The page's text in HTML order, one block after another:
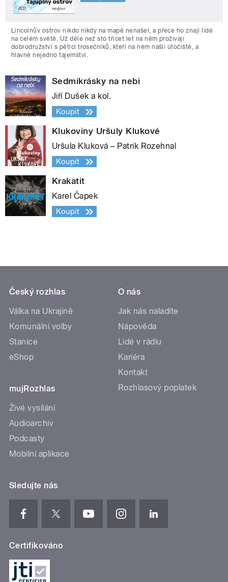
Lincolnův ostrov nikdo nikdy na mapě nenašel, a přece ho znají lidé
na celém světě. Už déle než sto třicet let na něm prožívají
dobrodružství s pěticí trosečníků, kteří na něm našli útočiště, a
hlavně nejedno tajemství.
Sedmikrásky na nebi
Jiří Dušek a kol.
Koupit
Klukoviny Uršuly Klukové
Uršula Kluková – Patrik Rozehnal
Koupit
Krakatit
Karel Čapek
Koupit
Český rozhlas
Válka na Ukrajině
Komunální volby
Stanice
eShop
mujRozhlas
Živé vysílání
Audioarchiv
Podcasty
Mobilní aplikace
O nás
Jak nás naladíte
Nápověda
Lidé v rádiu
Kariéra
Kontakt
Rozhlasový poplatek
Sledujte nás
Certifikováno